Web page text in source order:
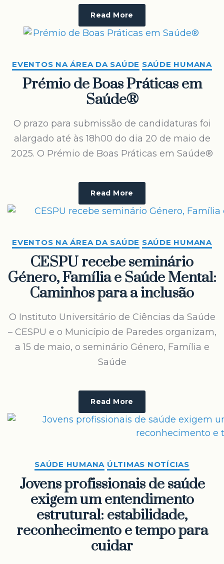
Read More
EVENTOS NA ÁREA DA SAÚDE SAÚDE HUMANA
Prémio de Boas Práticas em
Saúde®
O prazo para submissão de candidaturas foi
alargado até às 18h00 do dia 20 de maio de
2025. O Prémio de Boas Práticas em Saúde®
Read More
EVENTOS NA ÁREA DA SAÚDE SAÚDE HUMANA
CESPU recebe seminário
Género, Família e Saúde Mental:
Caminhos para a inclusão
O Instituto Universitário de Ciências da Saúde
– CESPU e o Município de Paredes organizam,
a 15 de maio, o seminário Género, Família e
Saúde
Read More
SAÚDE HUMANA ÚLTIMAS NOTÍCIAS
Jovens profissionais de saúde
exigem um entendimento
estrutural: estabilidade,
reconhecimento e tempo para
cuidar